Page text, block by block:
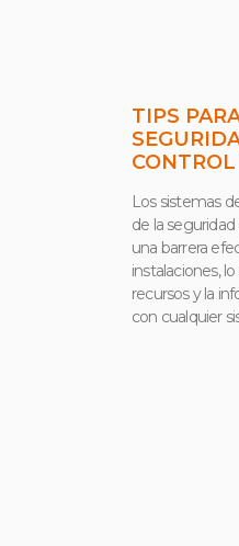
TIPS
Los sistemas
de la
una barrera
instalaciones,
recursos y la
con cualquier